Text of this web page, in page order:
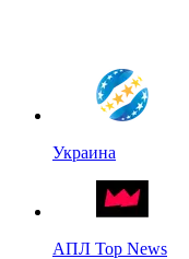
Украина
АПЛ Top News